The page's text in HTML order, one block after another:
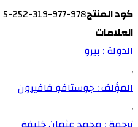
كود المنتج978-977-319-252-5
العلامات
الدولة : بيرو
,
المؤلف : جوستافو فافيرون
,